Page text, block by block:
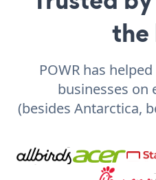
the
POWR has
businesses on
(besides Antarctica,